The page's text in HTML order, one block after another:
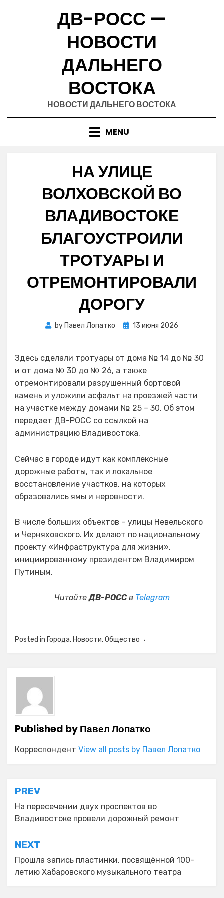
ДВ-РОСС —
НОВОСТИ
ДАЛЬНЕГО
ВОСТОКА
НОВОСТИ ДАЛЬНЕГО ВОСТОКА
MENU
НА УЛИЦЕ
ВОЛХОВСКОЙ ВО
ВЛАДИВОСТОКЕ
БЛАГОУСТРОИЛИ
ТРОТУАРЫ И
ОТРЕМОНТИРОВАЛИ
ДОРОГУ
by Павел Лопатко
Posted
13 июня 2026
Здесь сделали тротуары от дома № 14 до № 30
и от дома № 30 до № 26, а также
отремонтировали разрушенный бортовой
камень и уложили асфальт на проезжей части
на участке между домами № 25 – 30. Об этом
передает ДВ-РОСС со ссылкой на
администрацию Владивостока.
Сейчас в городе идут как комплексные
дорожные работы, так и локальное
восстановление участков, на которых
образовались ямы и неровности.
В числе больших объектов – улицы Невельского
и Черняховского. Их делают по национальному
проекту «Инфраструктура для жизни»,
инициированному президентом Владимиром
Путиным.
ЧитайтеДВ-РОССв Telegram
Posted in Города, Новости,Общество
Published byПавел Лопатко
Корреспондент View all posts by Павел Лопатко
Навигация
по
записям
PREV
На пересечении двух проспектов во
Владивостоке провели дорожный ремонт
NEXT
Прошла запись пластинки, посвящённой 100-
летию Хабаровского музыкального театра